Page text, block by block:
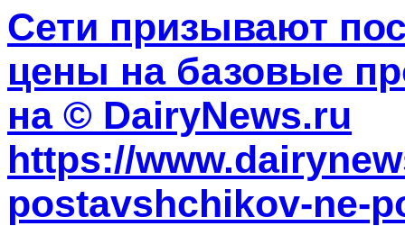
Сети призывают
цены на базовые
на © DairyNews.ru
https://
postavshchikov-ne-